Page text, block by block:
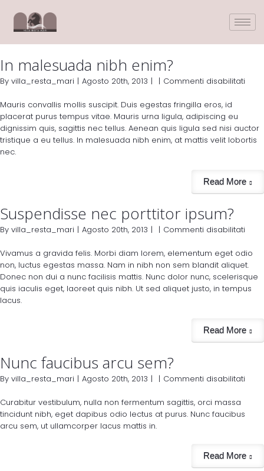
In malesuada nibh enim?
By villa_resta_mari | Agosto 20th, 2013 | | Commenti disabilitati
Mauris convallis mollis suscipit. Duis egestas fringilla eros, id
placerat purus tempus vitae. Mauris urna ligula, adipiscing eu
dignissim quis, sagittis nec tellus. Aenean quis ligula sed nisi auctor
tristique a eu tellus. In malesuada nibh enim, at mattis velit lobortis
nec.
Read More
Suspendisse nec porttitor ipsum?
By villa_resta_mari | Agosto 20th, 2013 | | Commenti disabilitati
Vivamus a gravida felis. Morbi diam lorem, elementum eget odio
non, luctus egestas massa. Nam in nibh non sem blandit aliquet.
Donec non dui a nunc facilisis mattis. Nunc dolor nunc, scelerisque
quis iaculis eget, laoreet quis nibh. Ut sed aliquet justo, in tempus
lacus.
Read More
Nunc faucibus arcu sem?
By villa_resta_mari | Agosto 20th, 2013 | | Commenti disabilitati
Curabitur vestibulum, nulla non fermentum sagittis, orci massa
tincidunt nibh, eget dapibus odio lectus at purus. Nunc faucibus
arcu sem, ut ullamcorper lacus mattis in.
Read More